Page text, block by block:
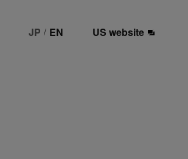
JP / EN US website